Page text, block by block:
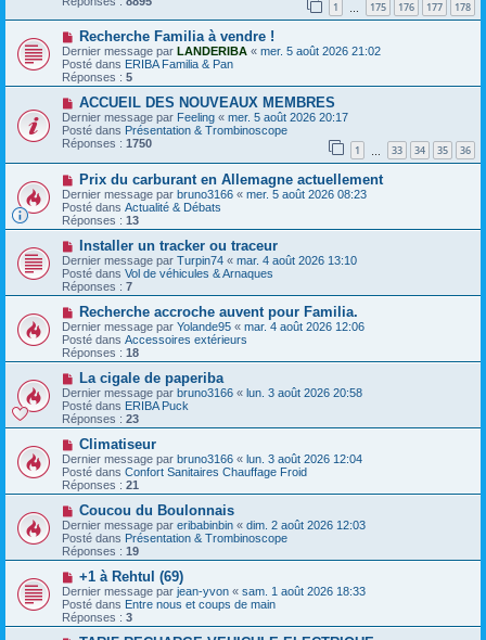
s
a
e
e
a
m
e
s
s
a
g
e
1 175 176 177 178
N
o
u
v
e
a
u
m
e
s
s
a
g
e
Recherche Familia à vendre !
Dernier message par LANDERIBA « mer. 5 août 2026 21:02
Posté dans ERIBA Familia & Pan
Réponses : 5
N
o
u
v
e
a
m
e
s
s
a
g
e
ACCUEIL DES NOUVEAUX MEMBRES
Dernier message par Feeling « mer. 5 août 2026 20:17
Posté dans Présentation & Trombinoscope
Réponses : 1750 1 33 34 35 36
N
o
u
v
e
a
u
m
e
s
s
a
g
e
Prix ​​du carburant en Allemagne actuellement
Dernier message par bruno3166 « mer. 5 août 2026 08:23
Posté dans Actualité & Débats
Réponses : 13
N
o
u
v
e
a
u
m
e
s
s
a
g
e
Installer un tracker ou traceur
Dernier message par Turpin74 « mar. 4 août 2026 13:10
Posté dans Vol de véhicules & Arnaques
Réponses : 7
N
o
u
v
e
a
u
m
e
s
s
a
g
e
Recherche accroche auvent pour Familia.
Dernier message par Yolande95 « mar. 4 août 2026 12:06
Posté dans Accessoires extérieurs
Réponses : 18
N
o
u
v
e
a
m
e
s
s
a
g
e
La cigale de paperiba
Dernier message par bruno3166 « lun. 3 août 2026 20:58
Posté dans ERIBA Puck
Réponses : 23
N
o
u
v
e
a
m
e
s
g
e
Climatiseur
Dernier message par bruno3166 « lun. 3 août 2026 12:04
Posté dans Confort Sanitaires Chauffage Froid
Réponses : 21
N
o
u
v
e
m
e
s
Coucou du Boulonnais
Dernier message par eribabinbin « dim. 2 août 2026 12:03
Posté dans Présentation & Trombinoscope
Réponses : 19
N
o
u
v
e
+1 à Rehtul (69)
Dernier message par jean-yvon « sam. 1 août 2026 18:33
Posté dans Entre nous et coups de main
Réponses : 3